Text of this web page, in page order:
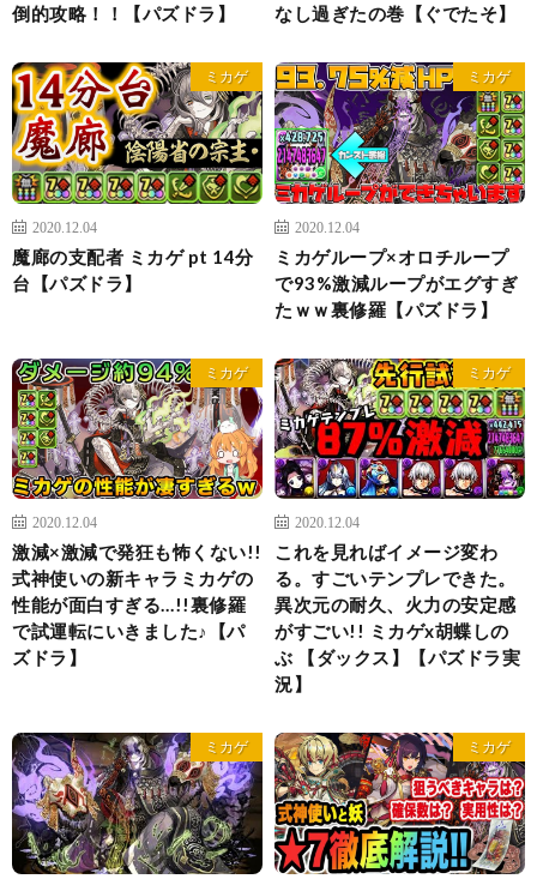
倒的攻略！！【パズドラ】
なし過ぎたの巻【ぐでたそ】
ミカゲ
2020.12.04
魔廊の支配者 ミカゲ pt 14分
台【パズドラ】
ミカゲ
2020.12.04
ミカゲループ×オロチループ
で93%激減ループがエグすぎ
たｗｗ裏修羅【パズドラ】
ミカゲ
2020.12.04
激減×激減で発狂も怖くない!!
式神使いの新キャラミカゲの
性能が面白すぎる…!!裏修羅
で試運転にいきました♪【パ
ズドラ】
ミカゲ
2020.12.04
これを見ればイメージ変わ
る。すごいテンプレできた。
異次元の耐久、火力の安定感
がすごい!! ミカゲx胡蝶しの
ぶ 【ダックス】【パズドラ実
況】
ミカゲ ミカゲ